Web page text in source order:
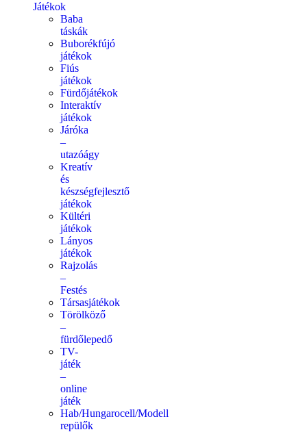
Játékok
Baba
táskák
Buborékfújó
játékok
Fiús
játékok
Fürdőjátékok
Interaktív
játékok
Járóka
–
utazóágy
Kreatív
és
készségfejlesztő
játékok
Kültéri
játékok
Lányos
játékok
Rajzolás
–
Festés
Társasjátékok
Törölköző
–
fürdőlepedő
TV-
játék
–
online
játék
Hab/Hungarocell/Modell
repülők